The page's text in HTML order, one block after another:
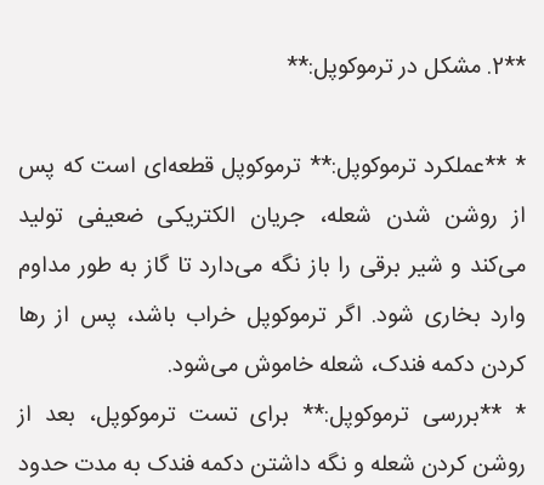
**2. مشکل در ترموکوپل:**
* **عملکرد ترموکوپل:** ترموکوپل قطعه‌ای است که پس
از روشن شدن شعله، جریان الکتریکی ضعیفی تولید
می‌کند و شیر برقی را باز نگه می‌دارد تا گاز به طور مداوم
وارد بخاری شود. اگر ترموکوپل خراب باشد، پس از رها
کردن دکمه فندک، شعله خاموش می‌شود.
* **بررسی ترموکوپل:** برای تست ترموکوپل، بعد از
روشن کردن شعله و نگه داشتن دکمه فندک به مدت حدود